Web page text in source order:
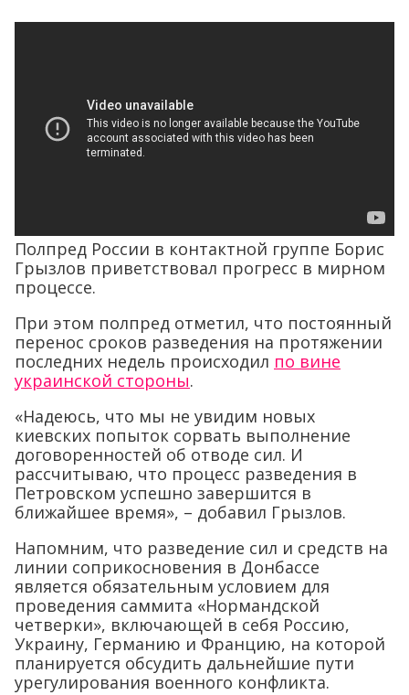
Полпред России в контактной группе Борис
Грызлов приветствовал прогресс в мирном
процессе.
При этом полпред отметил, что постоянный
перенос сроков разведения на протяжении
последних недель происходил по вине
украинской стороны.
«Надеюсь, что мы не увидим новых
киевских попыток сорвать выполнение
договоренностей об отводе сил. И
рассчитываю, что процесс разведения в
Петровском успешно завершится в
ближайшее время», – добавил Грызлов.
Напомним, что разведение сил и средств на
линии соприкосновения в Донбассе
является обязательным условием для
проведения саммита «Нормандской
четверки», включающей в себя Россию,
Украину, Германию и Францию, на которой
планируется обсудить дальнейшие пути
урегулирования военного конфликта.